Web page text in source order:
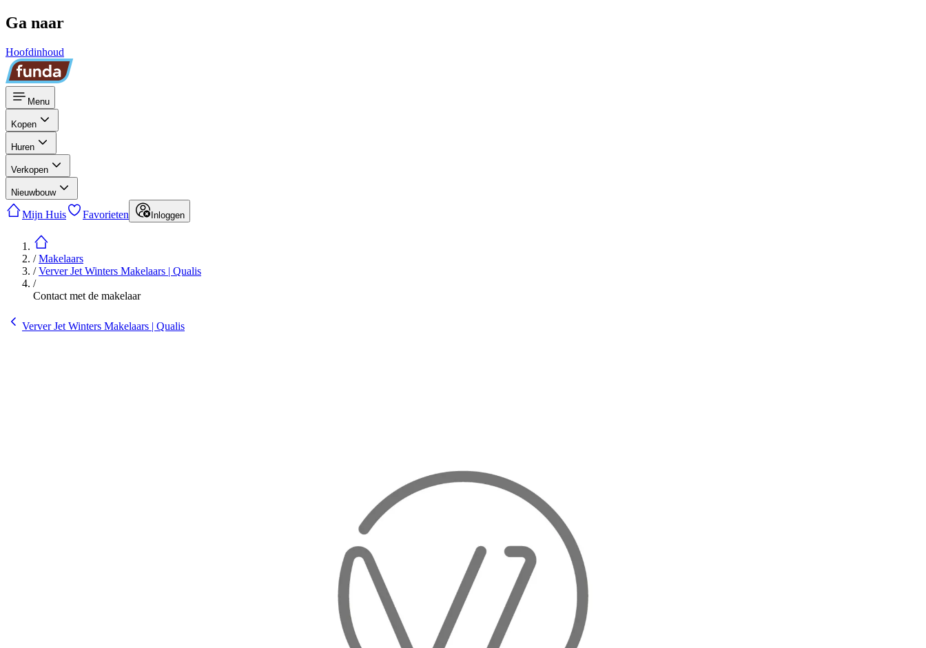
Ga naar
Hoofdinhoud
Menu
Kopen
Huren
Verkopen
Nieuwbouw
Mijn Huis Favorieten Inloggen
/Makelaars
/Verver Jet Winters Makelaars | Qualis
/
Contact met de makelaar
Verver Jet Winters Makelaars | Qualis